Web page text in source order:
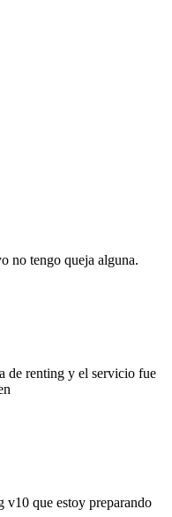
no tengo queja alguna.
de renting y el servicio fue
v10 que estoy preparando